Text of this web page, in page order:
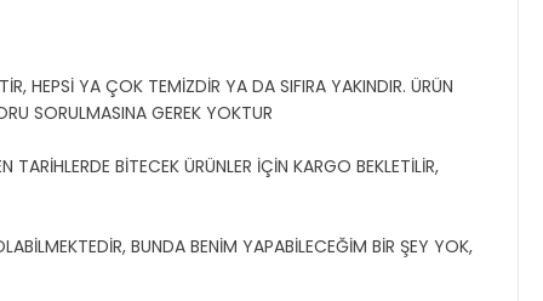
HEPSİ YA ÇOK TEMİZDİR YA DA SIFIRA YAKINDIR. ÜRÜN
SORULMASINA GEREK YOKTUR
BİTECEK ÜRÜNLER İÇİN KARGO BEKLETİLİR,
BUNDA BENİM YAPABİLECEĞİM BİR ŞEY YOK,